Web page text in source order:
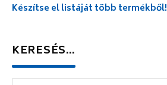
Készítse el listáját több termékből!
KERESÉS…